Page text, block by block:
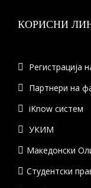
КОРИСНИ
Регистрација
Партнери на
iKnow систем
УКИМ
Македонски
Студентски